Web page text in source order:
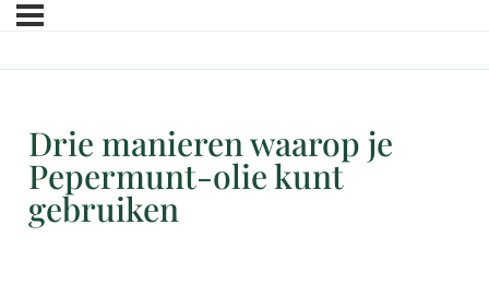
Drie manieren waarop je
Pepermunt-olie kunt
gebruiken